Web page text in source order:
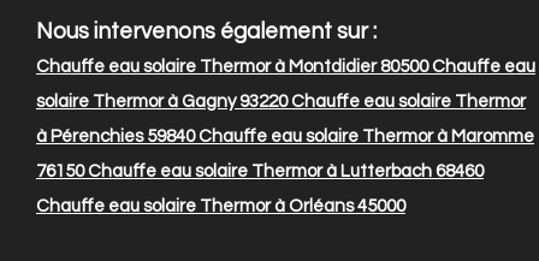
Nous intervenons également sur :
Chauffe eau solaire Thermor à Montdidier 80500Chauffe eau
solaire Thermor à Gagny 93220Chauffe eau solaire Thermor
à Pérenchies 59840Chauffe eau solaire Thermor à Maromme
76150Chauffe eau solaire Thermor à Lutterbach 68460
Chauffe eau solaire Thermor à Orléans 45000